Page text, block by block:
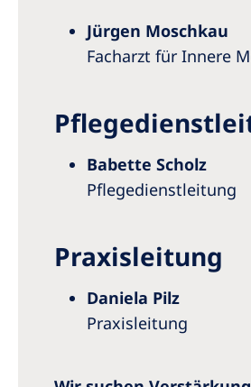
Jürgen Moschkau
Facharzt für Innere
Babette Scholz
Pflegedienstleitung
Praxisleitung
Daniela Pilz
Praxisleitung